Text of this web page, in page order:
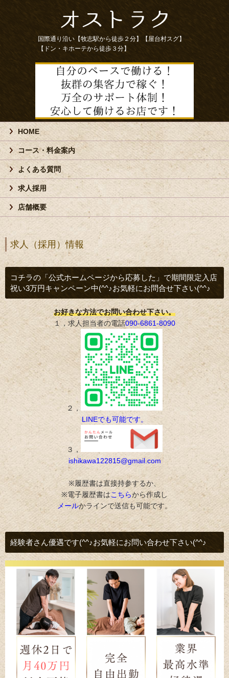
国際通り沿い【牧志駅から徒歩２分】【屋台村スグ】
【ドン・キホーテから徒歩３分】
HOME
コース・料金案内
よくある質問
求人採用
店舗概要
求人（採用）情報
コチラの「公式ホームページから応募した」で期間限定入店
祝い3万円キャンペーン中(^^♪お気軽にお問合せ下さい(^^♪
お好きな方法でお問い合わせ下さい。
１，求人担当者の電話090-6861-8090
２，
LINEでも可能です。
３，
ishikawa122815@gmail.com
※履歴書は直接持参するか、
※電子履歴書はこちらから作成し
メールかラインで送信も可能です。
経験者さん優遇です(^^♪お気軽にお問い合わせ下さい(^^♪